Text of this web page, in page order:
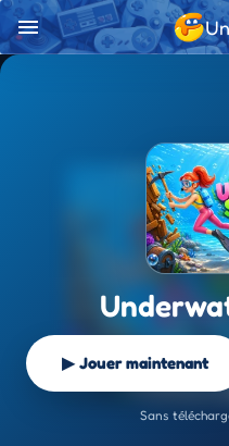
▶ Jouer maintenant
Sans